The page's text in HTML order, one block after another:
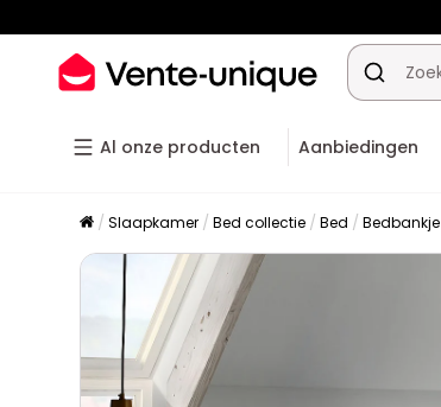
Al onze producten Aanbiedingen
Slaapkamer Bed collectie Bed Bedbankje